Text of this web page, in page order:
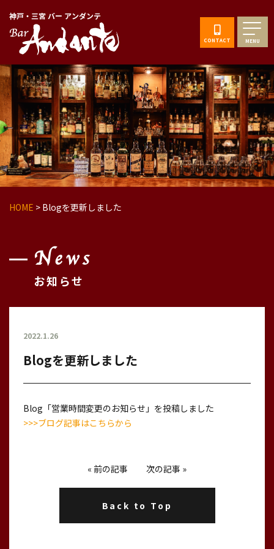
神戸・三宮 バー アンダンテ
CONTACT MENU
HOME > Blogを更新しました
News
お知らせ
2022.1.26
Blogを更新しました
Blog「営業時間変更のお知らせ」を投稿しました
>>>ブログ記事はこちらから
« 前の記事 次の記事 »
Back to Top